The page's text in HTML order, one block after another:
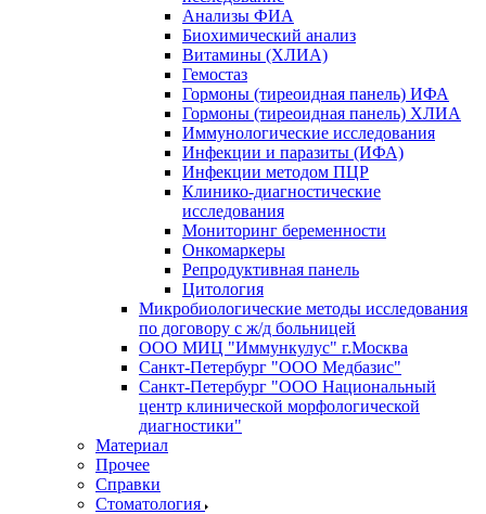
Анализы ФИА
Биохимический анализ
Витамины (ХЛИА)
Гемостаз
Гормоны (тиреоидная панель) ИФА
Гормоны (тиреоидная панель) ХЛИА
Иммунологические исследования
Инфекции и паразиты (ИФА)
Инфекции методом ПЦР
Клинико-диагностические
исследования
Мониторинг беременности
Онкомаркеры
Репродуктивная панель
Цитология
Микробиологические методы исследования
по договору с ж/д больницей
ООО МИЦ "Иммункулус" г.Москва
Санкт-Петербург "ООО Медбазис"
Санкт-Петербург "ООО Национальный
центр клинической морфологической
диагностики"
Материал
Прочее
Справки
Стоматология